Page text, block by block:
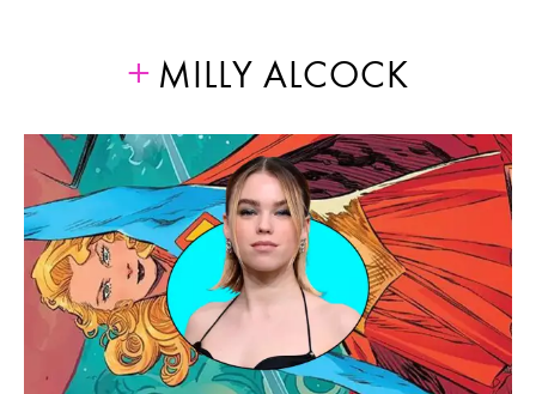
MILLY ALCOCK